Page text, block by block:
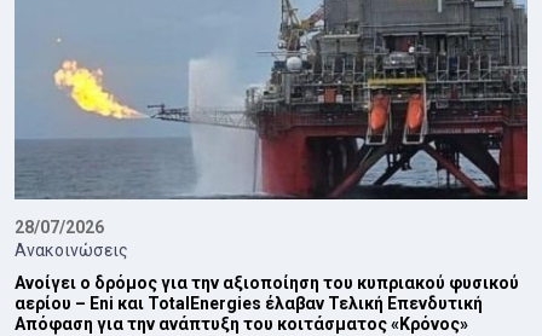
28/07/2026
Ανακοινώσεις
Ανοίγει ο δρόμος για την αξιοποίηση του κυπριακού φυσικού
αερίου – Eni και TotalEnergies έλαβαν Τελική Επενδυτική
Απόφαση για την ανάπτυξη του κοιτάσματος «Κρόνος»